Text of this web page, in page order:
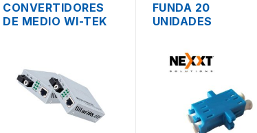
CONVERTIDORES
DE MEDIO WI-TEK
PACK A-B
FUNDA 20
UNIDADES
FIBRA ÓPTICA SM
NEXXT CONECTOR
LC-UPC DUPLEX